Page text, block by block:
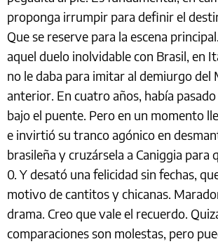
proponga irrumpir para definir el
Que se reserve para la escena
aquel duelo inolvidable con Brasil, en
no le daba para imitar al demiurgo del
anterior. En cuatro años, había
bajo el puente. Pero en un momento
e invirtió su tranco agónico en
brasileña y cruzársela a Caniggia para
0. Y desató una felicidad sin fechas,
motivo de cantitos y chicanas.
drama. Creo que vale el recuerdo.
comparaciones son molestas, pero